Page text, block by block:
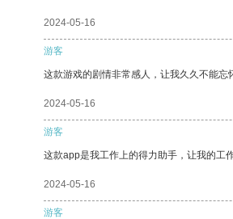
2024-05-16
游客
这款游戏的剧情非常感人，让我久久不能忘
2024-05-16
游客
这款app是我工作上的得力助手，让我的工
2024-05-16
游客